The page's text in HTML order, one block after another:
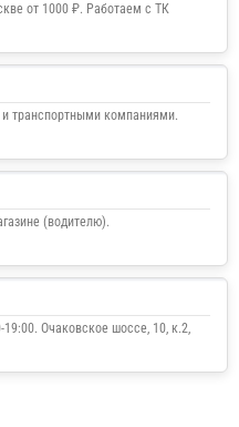
от 1000 ₽. Работаем с ТК
транспортными компаниями.
(водителю).
Очаковское шоссе, 10, к.2,